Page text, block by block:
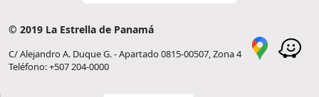
© 2019 La Estrella de Panamá
C/ Alejandro A. Duque G. - Apartado 0815-00507, Zona 4
Teléfono: +507 204-0000